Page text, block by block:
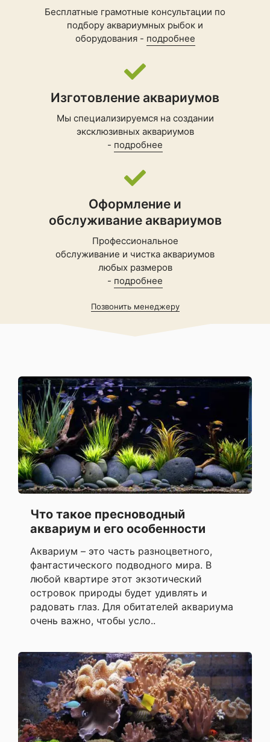
Бесплатные грамотные консультации по
подбору аквариумных рыбок и
оборудования - подробнее
Изготовление аквариумов
Мы специализируемся на создании
эксклюзивных аквариумов
- подробнее
Оформление и
обслуживание аквариумов
Профессиональное
обслуживание и чистка аквариумов
любых размеров
- подробнее
Позвонить менеджеру
Что такое пресноводный
аквариум и его особенности
Аквариум – это часть разноцветного,
фантастического подводного мира. В
любой квартире этот экзотический
островок природы будет удивлять и
радовать глаз. Для обитателей аквариума
очень важно, чтобы усло..